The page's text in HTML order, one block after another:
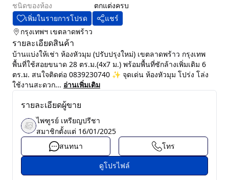
ชนิดของห้อง
ตกแต่งครบ
เพิ่มในรายการโปรด
แชร์
กรุงเทพฯ เขตลาดพร้าว
รายละเอียดสินค้า
บ้านแบ่งให้เช่า ห้องหัวมุม (ปรับปรุงใหม่) เขตลาดพร้าว กรุงเทพ
พื้นที่ใช้สอยขนาด 28 ตร.ม.(4x7 ม.) พร้อมพื้นที่ซักล้างเพิ่มเติม 6
ตร.ม. สนใจติดต่อ 0839230740 ✨ จุดเด่น ห้องหัวมุม โปร่ง โล่ง
ใช้งานสะดวก... อ่านเพิ่มเติม
รายละเอียดผู้ขาย
ไพฑูรย์ เหรียญปรีชา
สมาชิกตั้งแต่ 16/01/2025
สนทนา
โทร
ดูโปรไฟล์